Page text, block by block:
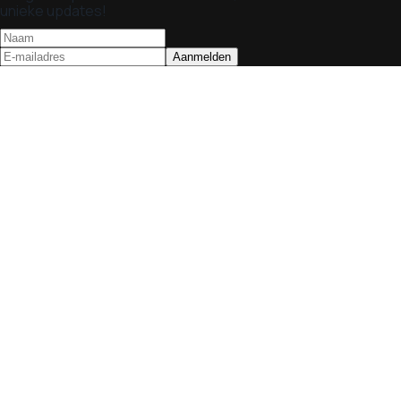
unieke updates!